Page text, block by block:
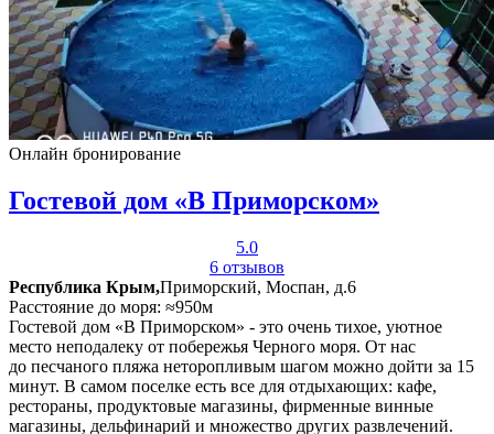
Онлайн бронирование
Гостевой дом «В Приморском»
5.0
6 отзывов
Республика Крым,Приморский, Моспан, д.6
Расстояние до моря: ≈950м
Гостевой дом «В Приморском» - это очень тихое, уютное
место неподалеку от побережья Черного моря. От нас
до песчаного пляжа неторопливым шагом можно дойти за 15
минут. В самом поселке есть все для отдыхающих: кафе,
рестораны, продуктовые магазины, фирменные винные
магазины, дельфинарий и множество других развлечений.